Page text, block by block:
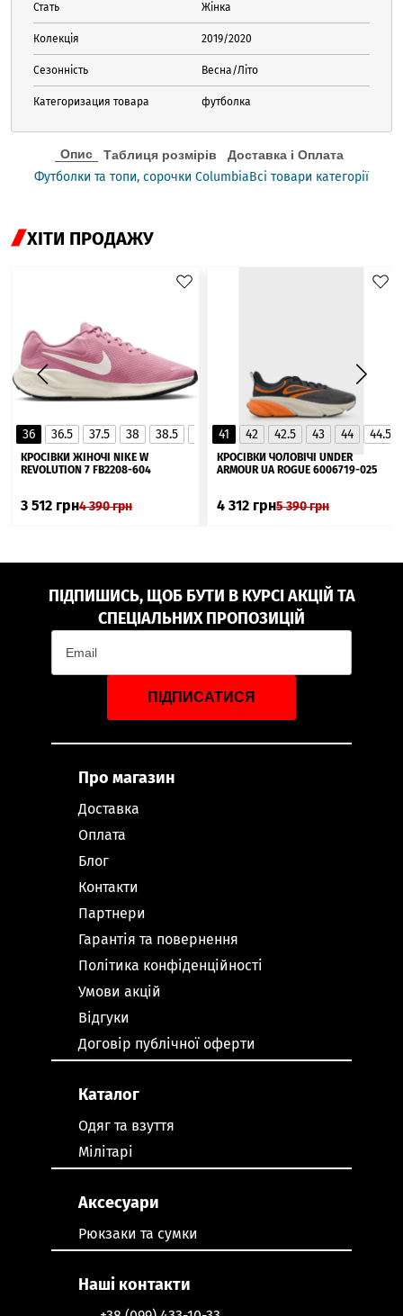
Стать Жінка
Колекція 2019/2020
Сезонність Весна/Літо
Категоризация товара футболка
Опис Таблиця розмірів Доставка і Оплата
Футболки та топи, сорочки ColumbiaВсі товари категорії
ХІТИ ПРОДАЖУ
36 36.5 37.5 38 38.5 40 40.5
41
▲
КРОСІВКИ ЖІНОЧІ NIKE W
REVOLUTION 7 FB2208-604
3 512 грн4 390грн
41 42 42.5 43 44 44.5
КРОСІВКИ ЧОЛОВІЧІ UNDER
ARMOUR UA ROGUE 6006719-025
4 312 грн5 390грн
ПІДПИШИСЬ, ЩОБ БУТИ В КУРСІ АКЦІЙ ТА
СПЕЦІАЛЬНИХ ПРОПОЗИЦІЙ
ПІДПИСАТИСЯ
Про магазин
Доставка
Оплата
Блог
Контакти
Партнери
Гарантія та повернення
Політика конфіденційності
Умови акцій
Відгуки
Договір публічної оферти
Каталог
Одяг та взуття
Мілітарі
Аксесуари
Рюкзаки та сумки
Наші контакти